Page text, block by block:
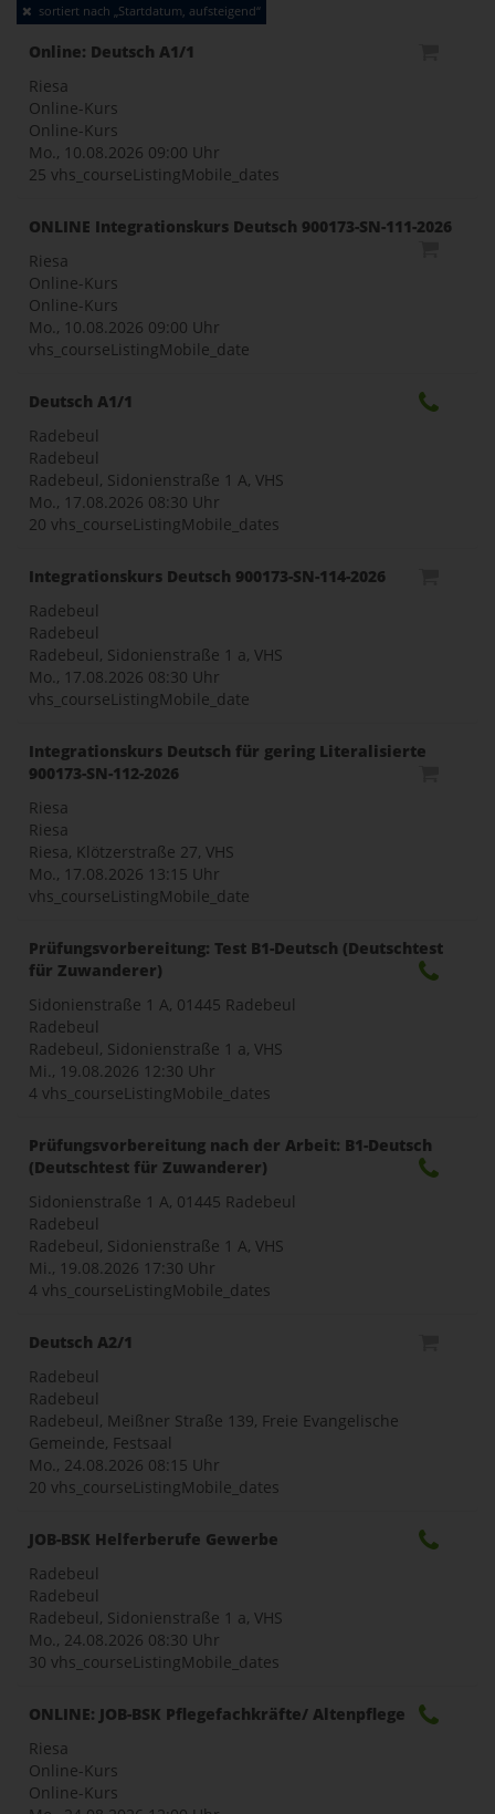
sortiert nach „Startdatum, aufsteigend“
Online: Deutsch A1/1
Riesa
Online-Kurs
Online-Kurs
Mo., 10.08.2026 09:00 Uhr
25 vhs_courseListingMobile_dates
ONLINE Integrationskurs Deutsch 900173-SN-111-2026
Riesa
Online-Kurs
Online-Kurs
Mo., 10.08.2026 09:00 Uhr
vhs_courseListingMobile_date
Deutsch A1/1
Radebeul
Radebeul
Radebeul, Sidonienstraße 1 A, VHS
Mo., 17.08.2026 08:30 Uhr
20 vhs_courseListingMobile_dates
Integrationskurs Deutsch 900173-SN-114-2026
Radebeul
Radebeul
Radebeul, Sidonienstraße 1 a, VHS
Mo., 17.08.2026 08:30 Uhr
vhs_courseListingMobile_date
Integrationskurs Deutsch für gering Literalisierte
900173-SN-112-2026
Riesa
Riesa
Riesa, Klötzerstraße 27, VHS
Mo., 17.08.2026 13:15 Uhr
vhs_courseListingMobile_date
Prüfungsvorbereitung: Test B1-Deutsch (Deutschtest
für Zuwanderer)
Sidonienstraße 1 A, 01445 Radebeul
Radebeul
Radebeul, Sidonienstraße 1 a, VHS
Mi., 19.08.2026 12:30 Uhr
4 vhs_courseListingMobile_dates
Prüfungsvorbereitung nach der Arbeit: B1-Deutsch
(Deutschtest für Zuwanderer)
Sidonienstraße 1 A, 01445 Radebeul
Radebeul
Radebeul, Sidonienstraße 1 A, VHS
Mi., 19.08.2026 17:30 Uhr
4 vhs_courseListingMobile_dates
Deutsch A2/1
Radebeul
Radebeul
Radebeul, Meißner Straße 139, Freie Evangelische
Gemeinde, Festsaal
Mo., 24.08.2026 08:15 Uhr
20 vhs_courseListingMobile_dates
JOB-BSK Helferberufe Gewerbe
Radebeul
Radebeul
Radebeul, Sidonienstraße 1 a, VHS
Mo., 24.08.2026 08:30 Uhr
30 vhs_courseListingMobile_dates
ONLINE: JOB-BSK Pflegefachkräfte/ Altenpflege
Riesa
Online-Kurs
Online-Kurs